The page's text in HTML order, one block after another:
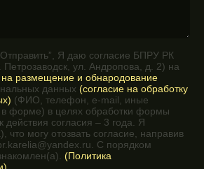
Я даю согласие БПРУ РК
ул. Андропова, д. 2) на
на размещение и обнародование
данных (согласие на обработку
(ФИО, телефон, e-mail, иные
в форме) в целях обработки формы
действия согласия – 3 года. Я
могу отозвать согласие, направив
С порядком
(Политика